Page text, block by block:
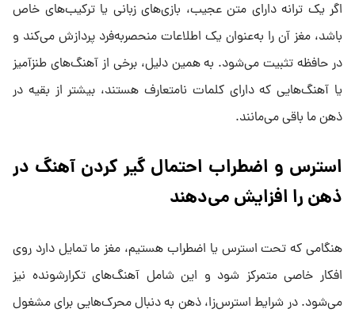
اگر یک ترانه دارای متن عجیب، بازی‌های زبانی یا ترکیب‌های خاص
باشد، مغز آن را به‌عنوان یک اطلاعات منحصربه‌فرد پردازش می‌کند و
در حافظه تثبیت می‌شود. به همین دلیل، برخی از آهنگ‌های طنزآمیز
یا آهنگ‌هایی که دارای کلمات نامتعارف هستند، بیشتر از بقیه در
ذهن ما باقی می‌مانند.
استرس و اضطراب احتمال گیر کردن آهنگ در
ذهن را افزایش می‌دهند
هنگامی که تحت استرس یا اضطراب هستیم، مغز ما تمایل دارد روی
افکار خاصی متمرکز شود و این شامل آهنگ‌های تکرارشونده نیز
می‌شود. در شرایط استرس‌زا، ذهن به دنبال محرک‌هایی برای مشغول